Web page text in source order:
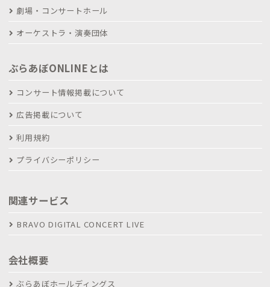
劇場・コンサートホール
オーケストラ・演奏団体
ぶらあぼONLINEとは
コンサート情報掲載について
広告掲載について
利用規約
プライバシーポリシー
関連サービス
BRAVO DIGITAL CONCERT LIVE
会社概要
ぶらあぼホールディングス